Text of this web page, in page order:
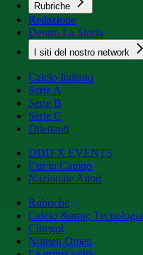
Rubriche
Redazione
Dentro La Storia
I siti del nostro network
Calcio Italiano
Serie A
Serie B
Serie C
Dilettanti
DDD X EVENTS
Cur in Campo
Nazionale Attori
Rubriche
Calcio &amp; Tecnologia
Cinegol
Nomen Omen